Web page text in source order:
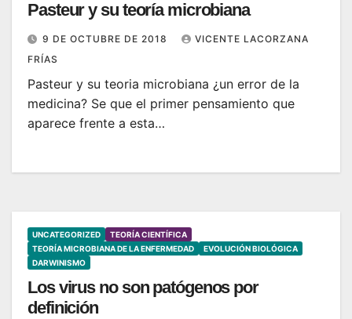
Pasteur y su teoría microbiana
9 DE OCTUBRE DE 2018
VICENTE LACORZANA
FRÍAS
Pasteur y su teoria microbiana ¿un error de la
medicina? Se que el primer pensamiento que
aparece frente a esta…
UNCATEGORIZED
TEORÍA CIENTÍFICA
TEORÍA MICROBIANA DE LA ENFERMEDAD
EVOLUCIÓN BIOLÓGICA
DARWINISMO
Los virus no son patógenos por
definición